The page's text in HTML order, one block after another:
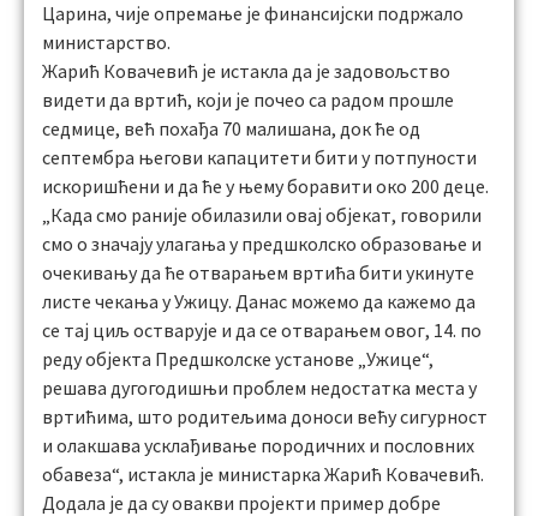
Царина, чије опремање је финансијски подржало
министарство.
Жарић Ковачевић је истакла да је задовољство
видети да вртић, који је почео са радом прошле
седмице, већ похађа 70 малишана, док ће од
септембра његови капацитети бити у потпуности
искоришћени и да ће у њему боравити око 200 деце.
„Када смо раније обилазили овај објекат, говорили
смо о значају улагања у предшколско образовање и
очекивању да ће отварањем вртића бити укинуте
листе чекања у Ужицу. Данас можемо да кажемо да
се тај циљ остварује и да се отварањем овог, 14. по
реду објекта Предшколске установе „Ужице“,
решава дугогодишњи проблем недостатка места у
вртићима, што родитељима доноси већу сигурност
и олакшава усклађивање породичних и пословних
обавеза“, истакла је министарка Жарић Ковачевић.
Додала је да су овакви пројекти пример добре